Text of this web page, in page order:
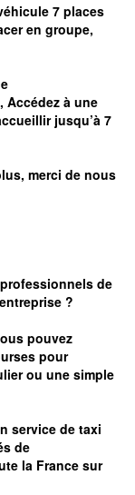
7 places
en groupe,
, Accédez à une
jusqu’à 7
merci de nous
de
?
pouvez
pour
ou une simple
service de taxi
de
la France sur